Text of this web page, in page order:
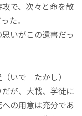
で、次々と命を散
た。
いがこの遺書だっ
いで たかし）
が、大戦、学徒に
の用意は充分であ